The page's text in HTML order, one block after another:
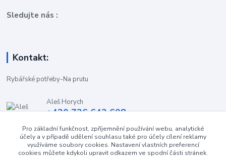
Sledujte nás :
Kontakt:
Rybářské potřeby-Na prutu
Aleš Horych
+420 736 642 608
obchod-naprutu@seznam.cz
Pro základní funkčnost, zpříjemnění používání webu, analytické
účely a v případě udělení souhlasu také pro účely cílení reklamy
využíváme soubory cookies. Nastavení vlastních preferencí
cookies můžete kdykoli upravit odkazem ve spodní části stránek.